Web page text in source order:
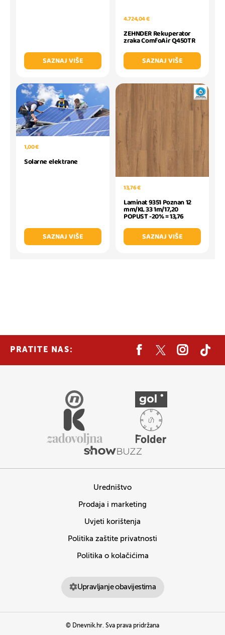
SAZNAJ VIŠE
4.724,04 €
ZEHNDER Rekuperator
zraka ComfoAir Q450TR
SAZNAJ VIŠE
1,00 €
Solarne elektrane
SAZNAJ VIŠE
13,76 €
Laminat 9351 Poznan 12
mm/KL 33 1m/17,20
POPUST -20% = 13,76
SAZNAJ VIŠE
PRATITE NAS:
Uredništvo
Prodaja i marketing
Uvjeti korištenja
Politika zaštite privatnosti
Politika o kolačićima
Upravljanje obavijestima
© Dnevnik.hr. Sva prava pridržana